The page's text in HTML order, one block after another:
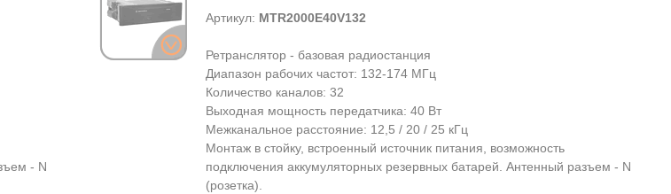
- N
Артикул: MTR2000E40V132
Ретранслятор - базовая радиостанция
Диапазон рабочих частот: 132-174 МГц
Количество каналов: 32
Выходная мощность передатчика: 40 Вт
Межканальное расстояние: 12,5 / 20 / 25 кГц
Монтаж в стойку, встроенный источник питания, возможность
подключения аккумуляторных резервных батарей. Антенный разъем - N
(розетка).